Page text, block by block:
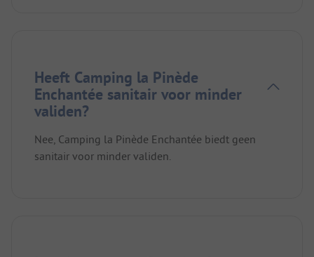
Heeft Camping la Pinède
Enchantée sanitair voor minder
validen?
Nee, Camping la Pinède Enchantée biedt geen
sanitair voor minder validen.